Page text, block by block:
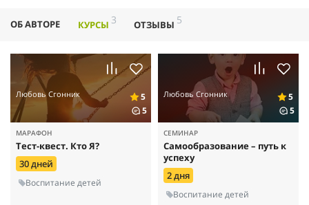
ОБ АВТОРЕ КУРСЫ 3 ОТЗЫВЫ 5
Любовь Сгонник
5
5
МАРАФОН
Тест-квест. Кто Я?
30 дней
Воспитание детей
Любовь Сгонник
5
5
СЕМИНАР
Самообразование – путь к
успеху
2 дня
Воспитание детей